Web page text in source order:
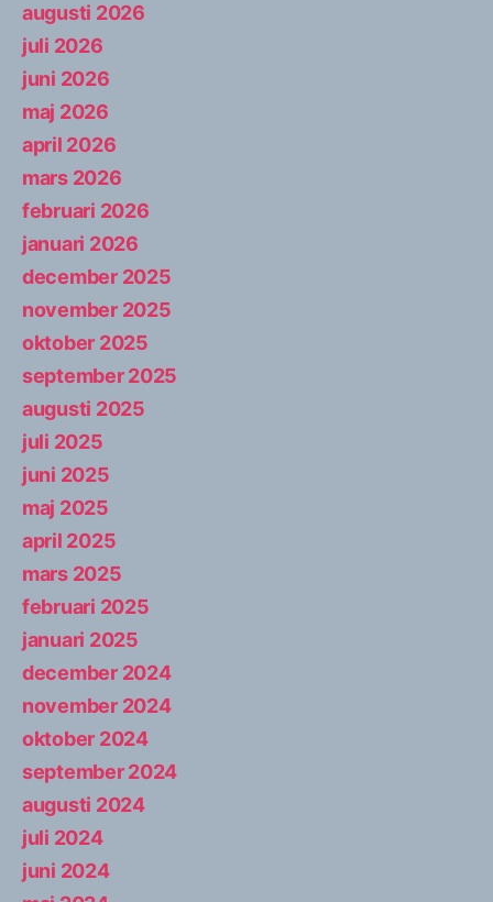
augusti 2026
juli 2026
juni 2026
maj 2026
april 2026
mars 2026
februari 2026
januari 2026
december 2025
november 2025
oktober 2025
september 2025
augusti 2025
juli 2025
juni 2025
maj 2025
april 2025
mars 2025
februari 2025
januari 2025
december 2024
november 2024
oktober 2024
september 2024
augusti 2024
juli 2024
juni 2024